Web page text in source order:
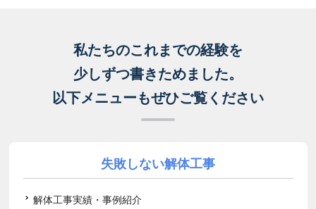
私たちのこれまでの経験を
少しずつ書きためました。
以下メニューもぜひご覧ください
失敗しない解体工事
解体工事実績・事例紹介